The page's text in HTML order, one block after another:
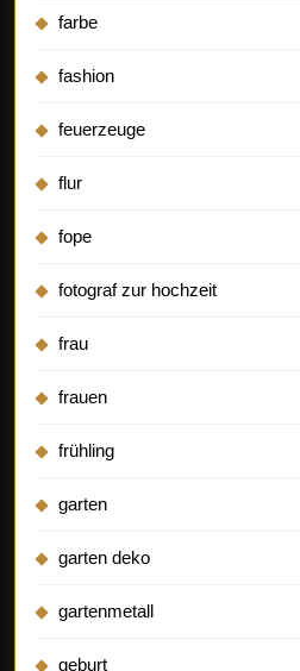
farbe
fashion
feuerzeuge
flur
fope
fotograf zur hochzeit
frau
frauen
frühling
garten
garten deko
gartenmetall
geburt